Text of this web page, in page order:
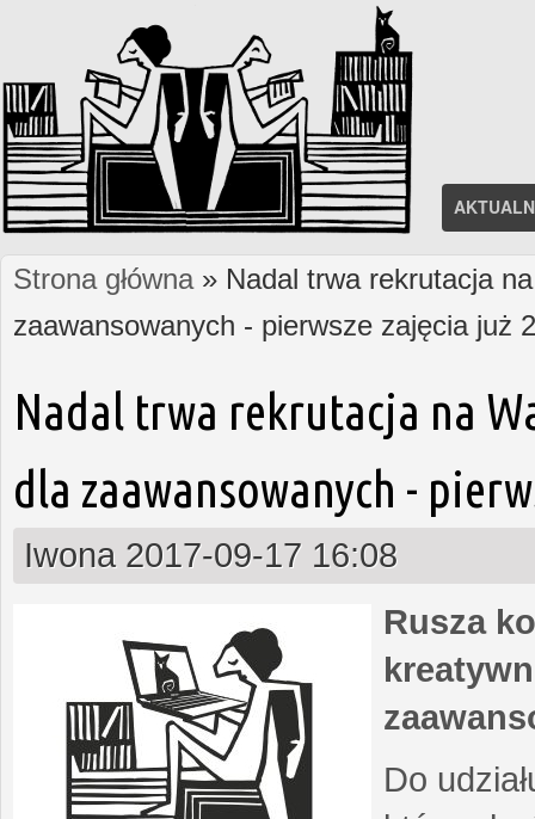
Jesteś tutaj
Strona główna» Nadal trwa rekrutacja
zaawansowanych - pierwsze zajęcia już
Nadal trwa rekrutacja na
dla zaawansowanych -
Iwona 2017-09-17 16:08
Rusza
Do